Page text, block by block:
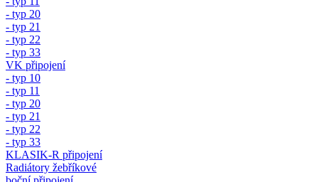
- typ 20
- typ 21
- typ 22
- typ 33
VK připojení
- typ 10
- typ 11
- typ 20
- typ 21
- typ 22
- typ 33
KLASIK-R připojení
Radiátory žebříkové